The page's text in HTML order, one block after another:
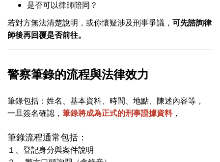
是否可以律師陪同？
若對方無法清楚說明，或你懷疑涉及刑事爭議， 可先諮詢律
師後再回覆是否前往。
警察筆錄的流程與法律效力
筆錄包括：姓名、基本資料、時間、地點、陳述內容等，
一旦簽名確認， 筆錄將成為正式的刑事證據資料，
筆錄流程通常包括：
１、登記身分與案件說明